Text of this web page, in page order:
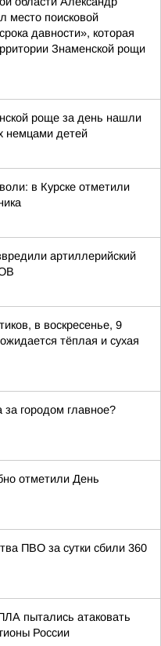
место поисковой
давности», которая
Знаменской рощи
роще за день нашли
немцами детей
в Курске отметили
артиллерийский
в воскресенье, 9
тёплая и сухая
городом главное?
отметили День
ПВО за сутки сбили 360
пытались атаковать
России